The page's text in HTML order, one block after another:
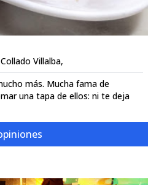
Villalba,
más. Mucha fama de
una tapa de ellos: ni te deja